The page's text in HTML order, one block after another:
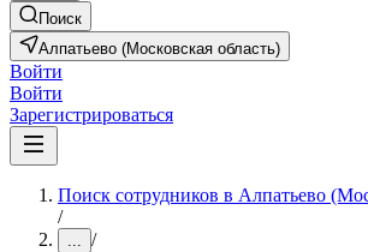
Поиск
Алпатьево (Московская область)
Войти
Войти
Зарегистрироваться
Поиск сотрудников в Алпатьево
/
... /